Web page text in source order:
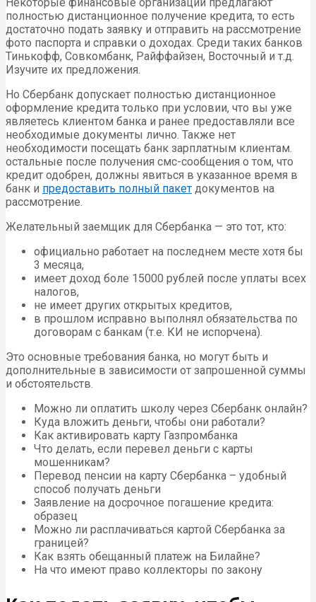
полностью дистанционное получение кредита, то есть
достаточно подать заявку и отправить на рассмотрение
фото паспорта и справки о доходах. Среди таких банков
Тинькофф, Совкомбанк, Райффайзен, Восточный и т.д.
Изучите их предложения.
Но Сбербанк допускает полностью дистанционное
оформление кредита только при условии, что вы уже
являетесь клиентом банка и ранее предоставляли все
необходимые документы лично. Также нет
необходимости посещать банк зарплатным клиентам.
остальные после получения смс-сообщения о том, что
кредит одобрен, должны явиться в указанное время в
банк и предоставить полный пакет документов на
рассмотрение.
Желательный заемщик для Сбербанка — это тот, кто:
официально работает на последнем месте хотя бы
3 месяца,
имеет доход боле 15000 рублей после уплаты всех
налогов,
не имеет других открытых кредитов,
в прошлом исправно выполнял обязательства по
договорам с банкам (т.е. КИ не испорчена).
Это основные требования банка, но могут быть и
дополнительные в зависимости от запрошенной суммы
и обстоятельств.
Можно ли оплатить школу через Сбербанк онлайн?
Куда вложить деньги, чтобы они работали?
Как активировать карту Газпромбанка
Что делать, если перевел деньги с карты
мошенникам?
Перевод пенсии на карту Сбербанка – удобный
способ получать деньги
Заявление на досрочное погашение кредита:
образец
Можно ли расплачиваться картой Сбербанка за
границей?
Как взять обещанный платеж на Билайне?
На что имеют право коллекторы по закону